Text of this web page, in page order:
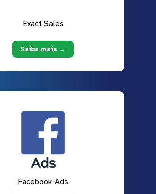
Exact Sales
Saiba mais →
Facebook Ads